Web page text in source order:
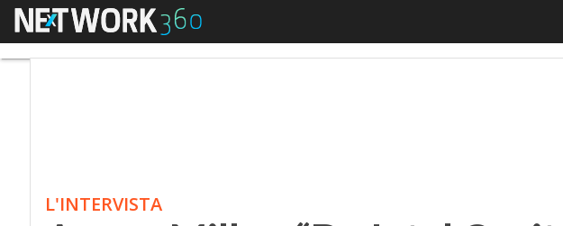
Menu
L'INTERVISTA